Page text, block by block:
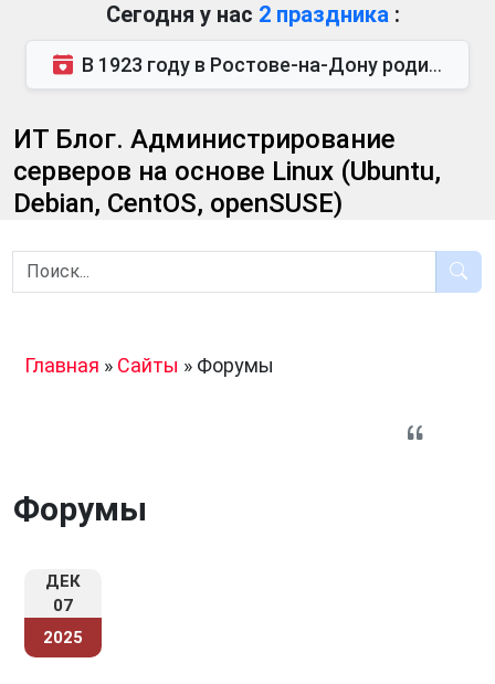
Сегодня у нас 2 праздника :
В 1923 году в Ростове-на-Дону родился Виктор Михайлович Глушков. Под руководством Виктора Михайло...
ИТ Блог. Администрирование
серверов на основе Linux (Ubuntu,
Debian, CentOS, openSUSE)
Главная » Сайты » Форумы
Форумы
ДЕК
07
2025